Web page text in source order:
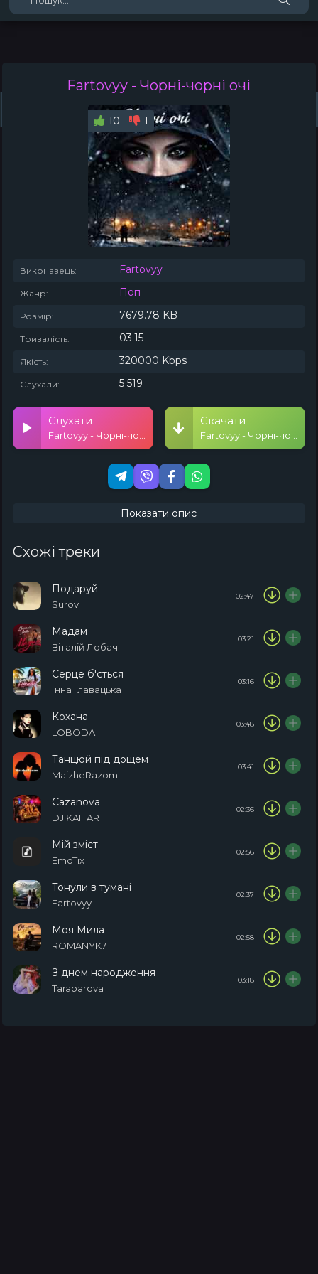
Топ 100 Тренди
Fartovyy - Чорні-чорні очі
10 1
Виконавець: Fartovyy
Жанр: Поп
Розмір: 7679.78 KB
Тривалість: 03:15
Якість: 320000 Kbps
Слухали: 5 519
Слухати Скачати
Показати опис
Схожі треки
Подаруй
Surov
02:47
Мадам
Віталій Лобач
03:21
Серце б'ється
Інна Главацька
03:16
Кохана
LOBODA
03:48
Танцюй під дощем
MaizheRazom
03:41
Cazanova
DJ KAIFAR
02:36
Мій зміст
EmoTix
02:56
Тонули в тумані
Fartovyy
02:37
Моя Мила
ROMANYK7
02:58
З днем народження
Tarabarova
03:18